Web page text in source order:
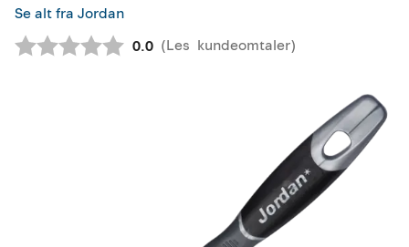
Se alt fra Jordan
Gjennomsnittskarakter:
0.0 (Les kundeomtaler)